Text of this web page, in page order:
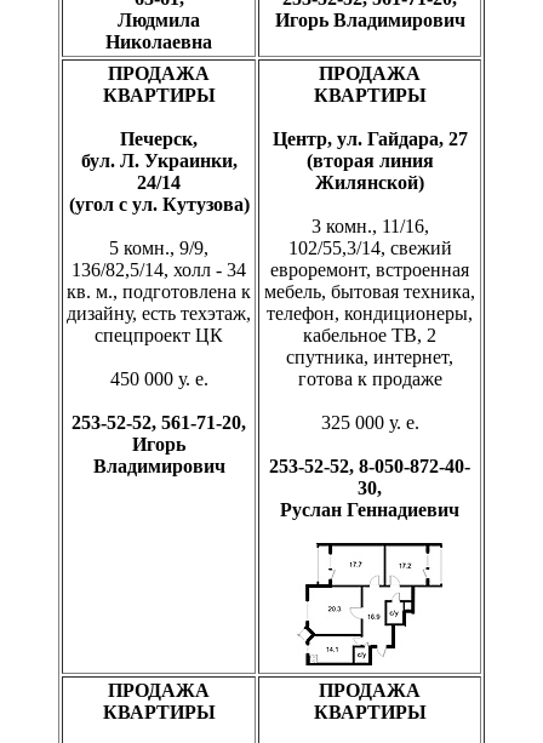
Людмила
Николаевна
Игорь Владимирович
ПРОДАЖА
КВАРТИРЫ
Печерск,
бул. Л. Украинки,
24/14
(угол с ул. Кутузова)
5 комн., 9/9,
136/82,5/14, холл - 34
кв. м., подготовлена к
дизайну, есть техэтаж,
спецпроект ЦК
450 000 у. е.
253-52-52, 561-71-20,
Игорь
Владимирович
ПРОДАЖА
КВАРТИРЫ
Центр, ул. Гайдара, 27
(вторая линия
Жилянской)
3 комн., 11/16,
102/55,3/14, свежий
евроремонт, встроенная
мебель, бытовая техника,
телефон, кондиционеры,
кабельное ТВ, 2
спутника, интернет,
готова к продаже
325 000 у. е.
253-52-52, 8-050-872-40-
30,
Руслан Геннадиевич
ПРОДАЖА
КВАРТИРЫ
ПРОДАЖА
КВАРТИРЫ